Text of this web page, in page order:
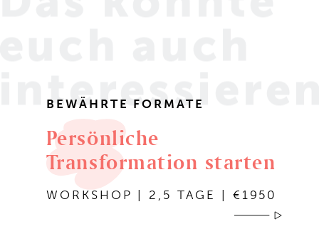
BEWÄHRTE FORMATE
Persönliche
Transformation starten
WORKSHOP | 2,5 TAGE | €1950